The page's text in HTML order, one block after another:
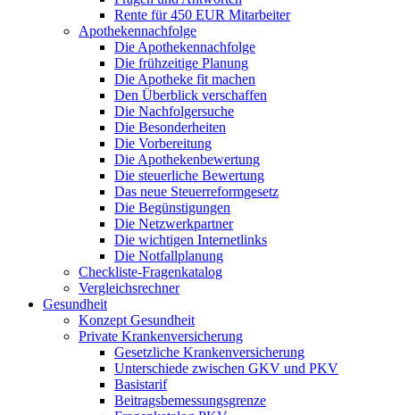
Rente für 450 EUR Mitarbeiter
Apothekennachfolge
Die Apothekennachfolge
Die frühzeitige Planung
Die Apotheke fit machen
Den Überblick verschaffen
Die Nachfolgersuche
Die Besonderheiten
Die Vorbereitung
Die Apothekenbewertung
Die steuerliche Bewertung
Das neue Steuerreformgesetz
Die Begünstigungen
Die Netzwerkpartner
Die wichtigen Internetlinks
Die Notfallplanung
Checkliste-Fragenkatalog
Vergleichsrechner
Gesundheit
Konzept Gesundheit
Private Krankenversicherung
Gesetzliche Krankenversicherung
Unterschiede zwischen GKV und PKV
Basistarif
Beitragsbemessungsgrenze